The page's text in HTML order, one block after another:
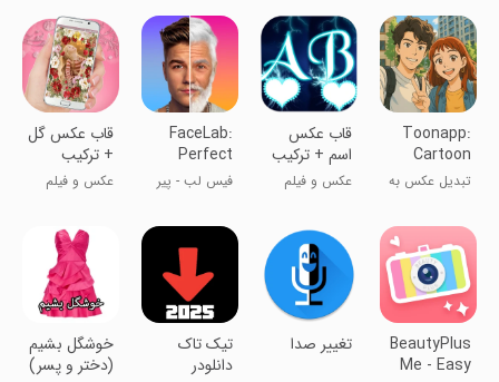
کارتونی
عکس
Toonapp:
Cartoon
Photo
تبدیل عکس به
قاب عکس
اسم + ترکیب
عکس
عکس و فیلم
FaceLab:
Perfect
Face Editor
فیس لب - پیر
قاب عکس گل
+ ترکیب
عکس
عکس و فیلم
BeautyPlus
Me - Easy
تغییر صدا
‏‏تیک تاک
دانلودر
خوشگل بشیم
(دختر و پسر)